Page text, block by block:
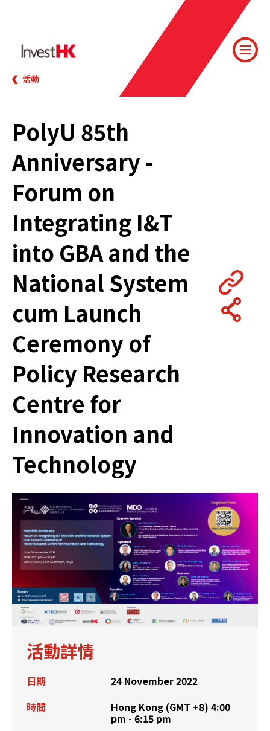
活動
PolyU 85th
Anniversary -
Forum on
Integrating I&T
into GBA and the
National System
cum Launch
Ceremony of
Policy Research
Centre for
Innovation and
Technology
活動詳情
日期
24 November 2022
時間
Hong Kong (GMT +8) 4:00
pm - 6:15 pm